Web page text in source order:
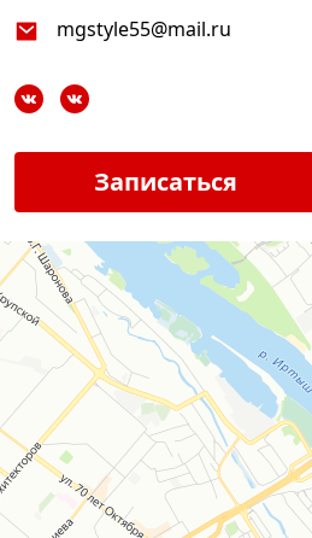
mgstyle55@mail.ru
Записаться